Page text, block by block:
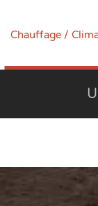
Chauffage /